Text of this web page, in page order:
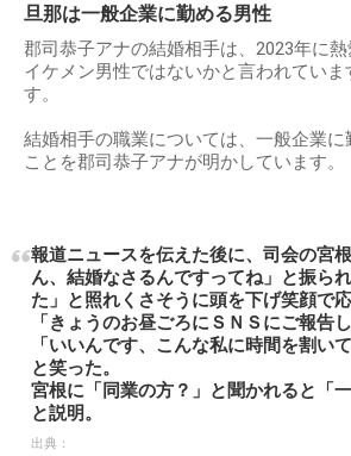
旦那は一般企業に勤める男性
郡司恭子アナの結婚相手は、2023年に
イケメン男性ではないかと言われてい
す。
結婚相手の職業については、一般企業に
ことを郡司恭子アナが明かしています。
報道ニュースを伝えた後に、司会の宮
ん、結婚なさるんですってね」と振ら
た」と照れくさそうに頭を下げ笑顔で応
「きょうのお昼ごろにＳＮＳにご報告
「いいんです、こんな私に時間を割い
と笑った。
宮根に「同業の方？」と聞かれると「
と説明。
出典：